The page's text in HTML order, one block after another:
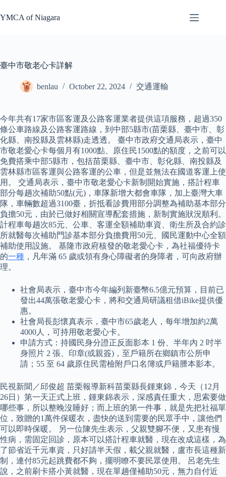
to
content
YMCA of Niagara
臺中市敬老心卡詳解
benlau October 22, 2024 交通運輸
今年共有17家市區客運及公路客運業者提供這項服務，超過350
條公車路線及公路客運路線，到中部5縣市(苗栗縣、臺中市、彰
化縣、南投縣及雲林縣)走透透。 臺中市政府交通局表示，臺中
市敬老愛心卡每個月有1000點、原住民1500點的額度，之前可以
免費搭乘中部5縣市，包括苗栗縣、臺中市、彰化縣、南投縣及
雲林縣市區客運與公路客運的公車，但是並無法在國道客運上使
用。 交通局表示，臺中市敬老愛心卡新制開始實施，搭計程車
部分每趟次補助50點(元)，車隊新增大都會車隊，加上臺灣大車
隊，車輛數超過3100臺，折抵看診費用部分調整為補助基本部分
負擔50元，由於已做好相關宣導配套措施，新制實施狀況順利。
計程車每趟次85元、公車、客運全額補助車資、衛生所及合約診
所就醫每次補助門診基本部分負擔費用50元、國民運動中心全額
補助使用設施。 基隆市政府核發的敬老愛心卡，為社福優待卡
的一種 ，凡年滿 65 歲或領有身心障礙者的身障者，可向政府辦
理。
社會局表示，臺中市今年編列新臺幣6.5億元預算，目前已
發出44萬張敬老愛心卡，將和交通局研議租借iBike提供優
惠。
社會局長彭懷真表示，臺中市65歲老人，每年增加約2萬
4000人，可持用敬老愛心卡。
申請方式：持國民身分證正反面影本 1 份、半年內 2 吋半
身照片 2 張、印章(或親簽)，至戶籍所在鄉鎮市公所申
請；55 至 64 歲原住民需檢附戶口名簿或戶籍謄本影本。
民視新聞／邱俊超 苗栗報導新科苗栗縣長鍾東錦，今天（12月
26日）第一天正式上班，鍾東錦表示，深感責任重大，思索要做
哪些事，所以整晚沒睡好；而上班的第一件事，就是先把社福單
位，致贈的1萬件保暖衣，盡快的送到需要的民眾手中，讓他們
可以即時保暖。 另一位陳先生表示，父親雙腳不便，又患有慢
性病，需固定回診，原本可以搭計程車就醫，現在改成這樣，為
了節省近千元車資，只好請半天假，載父親就醫，盧市長這種新
制，連付85元起跳費都不夠，擺明瞭不要民眾使用。 呂老先生
說，之前刷卡搭小黃就醫，現在單趟僅補助50元，無力自付近